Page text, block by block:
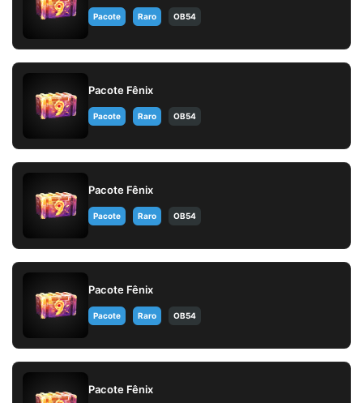
Pacote Raro OB54
Pacote Fênix
Pacote Raro OB54
Pacote Fênix
Pacote Raro OB54
Pacote Fênix
Pacote Raro OB54
Pacote Fênix